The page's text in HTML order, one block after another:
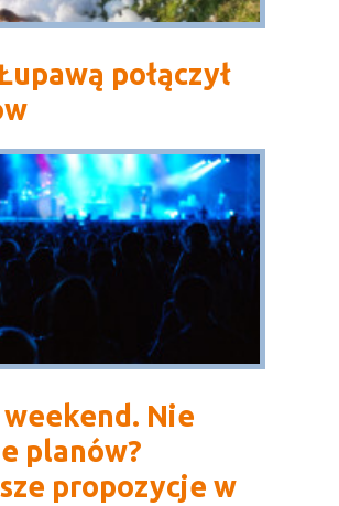
połączył
Nie
planów?
propozycje w